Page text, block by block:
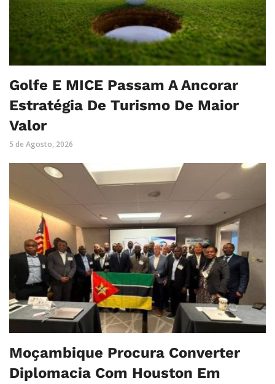
Golfe E MICE Passam A Ancorar
Estratégia De Turismo De Maior
Valor
5 de Agosto, 2026
Moçambique Procura Converter
Diplomacia Com Houston Em